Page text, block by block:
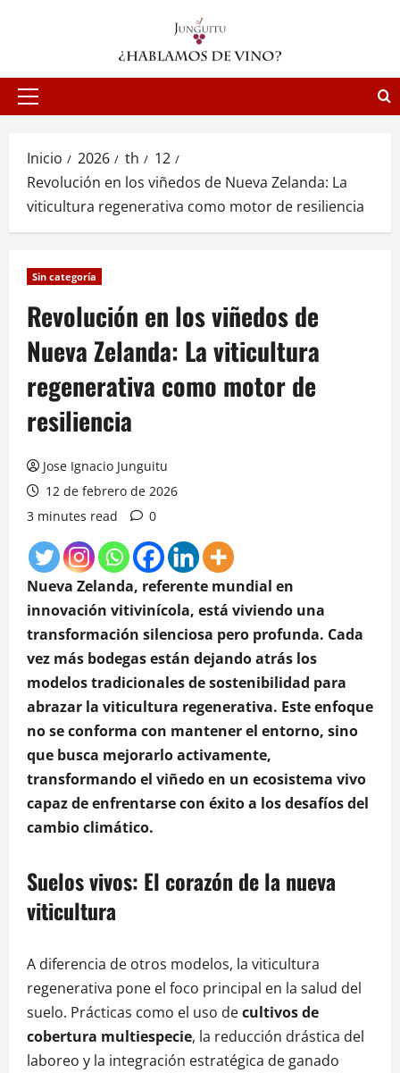
Menú
Inicio 2026 th
12
Revolución en los viñedos de Nueva Zelanda: La
viticultura regenerativa como motor de resiliencia
Sin categoría
Revolución en los viñedos de
Nueva Zelanda: La viticultura
regenerativa como motor de
resiliencia
Jose Ignacio Junguitu
12 de febrero de 2026
3 minutes read
0
Nueva Zelanda, referente mundial en
innovación vitivinícola, está viviendo una
transformación silenciosa pero profunda. Cada
vez más bodegas están dejando atrás los
modelos tradicionales de sostenibilidad para
abrazar la viticultura regenerativa. Este enfoque
no se conforma con mantener el entorno, sino
que busca mejorarlo activamente,
transformando el viñedo en un ecosistema vivo
capaz de enfrentarse con éxito a los desafíos del
cambio climático.
Suelos vivos: El corazón de la nueva
viticultura
A diferencia de otros modelos, la viticultura
regenerativa pone el foco principal en la salud del
suelo. Prácticas como el uso decultivos de
cobertura multiespecie, la reducción drástica del
laboreo y la integración estratégica de ganado